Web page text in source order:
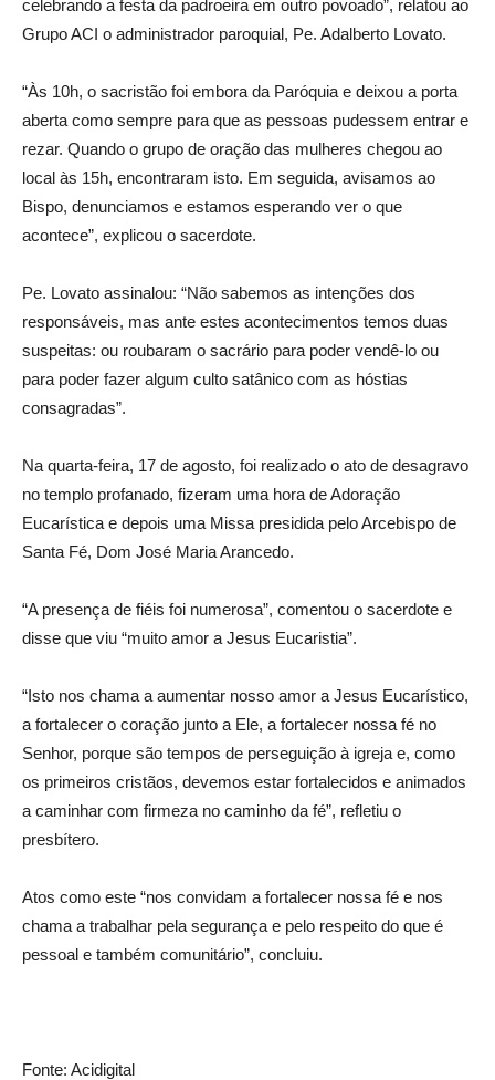
celebrando a festa da padroeira em outro povoado”, relatou ao
Grupo ACI o administrador paroquial, Pe. Adalberto Lovato.
“Às 10h, o sacristão foi embora da Paróquia e deixou a porta
aberta como sempre para que as pessoas pudessem entrar e
rezar. Quando o grupo de oração das mulheres chegou ao
local às 15h, encontraram isto. Em seguida, avisamos ao
Bispo, denunciamos e estamos esperando ver o que
acontece”, explicou o sacerdote.
Pe. Lovato assinalou: “Não sabemos as intenções dos
responsáveis, mas ante estes acontecimentos temos duas
suspeitas: ou roubaram o sacrário para poder vendê-lo ou
para poder fazer algum culto satânico com as hóstias
consagradas”.
Na quarta-feira, 17 de agosto, foi realizado o ato de desagravo
no templo profanado, fizeram uma hora de Adoração
Eucarística e depois uma Missa presidida pelo Arcebispo de
Santa Fé, Dom José Maria Arancedo.
“A presença de fiéis foi numerosa”, comentou o sacerdote e
disse que viu “muito amor a Jesus Eucaristia”.
“Isto nos chama a aumentar nosso amor a Jesus Eucarístico,
a fortalecer o coração junto a Ele, a fortalecer nossa fé no
Senhor, porque são tempos de perseguição à igreja e, como
os primeiros cristãos, devemos estar fortalecidos e animados
a caminhar com firmeza no caminho da fé”, refletiu o
presbítero.
Atos como este “nos convidam a fortalecer nossa fé e nos
chama a trabalhar pela segurança e pelo respeito do que é
pessoal e também comunitário”, concluiu.
Fonte: Acidigital